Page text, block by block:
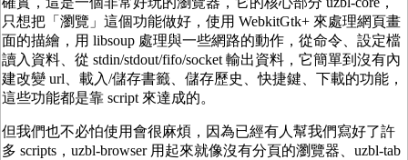
只想把「瀏覽」這個功能做好，使用 WebkitGtk+ 來處理網頁畫
面的描繪，用 libsoup 處理與一些網路的動作，從命令、設定檔
讀入資料、從 stdin/stdout/fifo/socket 輸出資料，它簡單到沒有內
建改變 url、載入/儲存書籤、儲存歷史、快捷鍵、下載的功能，
這些功能都是靠 script 來達成的。
但我們也不必怕使用會很麻煩，因為已經有人幫我們寫好了許
多 scripts，uzbl-browser 用起來就像沒有分頁的瀏覽器、uzbl-tab